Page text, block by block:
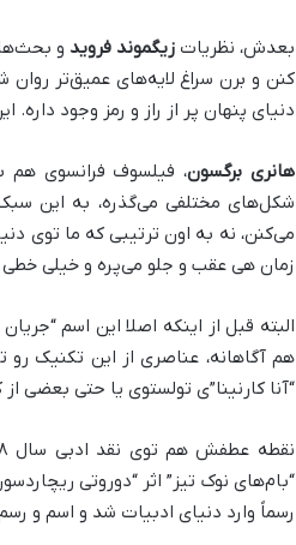
بعدش، نظریاتزیگموند فروید و
کنن و برن سراغ لایه‌های عمیق‌تر
دنیای پنهان پر از راز و رمز وجود
هانری برگسون، فیلسوف فرانسوی هم
شکل‌های مختلفی می‌گذره، به این
می‌کنن، نه به اون ترتیبی که ما توی
زمان هی عقب و جلو می‌پره و خیلی
البته قبل از اینکه اصلا این اسم
هم آگاهانه، عناصری از این تکنیک
“آنا کارنینا”ی تولستوی یا حتی بعضی
نقطه عطفش هم توی نقد ادبی سال ۱۹۱۸ اتفاق افتاد، وقتی یه خانم منتقد به اسم
“بام‌های نوک تیز” اثر “دوروتی
رسماً وارد دنیای ادبیات شد و اسم و